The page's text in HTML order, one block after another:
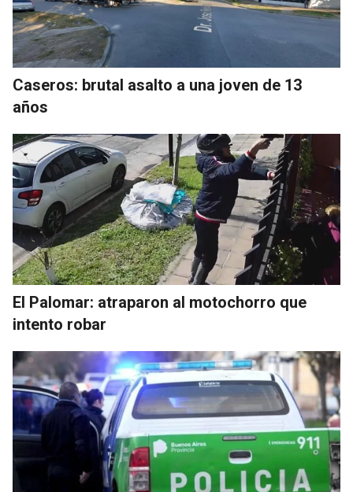
Caseros: brutal asalto a una joven de 13
años
El Palomar: atraparon al motochorro que
intento robar